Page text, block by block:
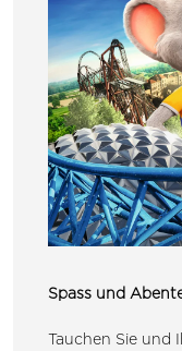
Spass und
Tauchen Sie und